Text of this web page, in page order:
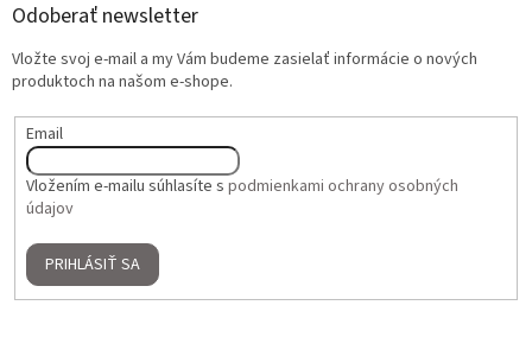
Odoberať newsletter
Vložte svoj e-mail a my Vám budeme zasielať informácie o nových
produktoch na našom e-shope.
Email
Vložením e-mailu súhlasíte s podmienkami ochrany osobných
údajov
PRIHLÁSIŤ SA